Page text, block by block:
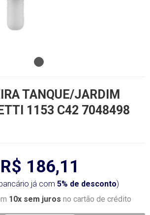
TANQUE/JARDIM
1153 C42 7048498
R$ 186,11
já com 5% de desconto)
10x sem juros no cartão de crédito